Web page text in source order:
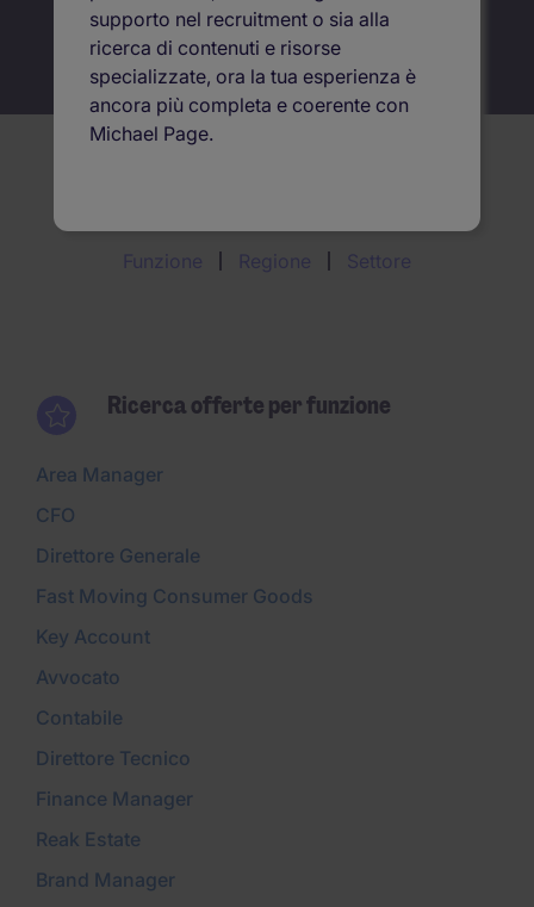
Funzione Regione Settore
Ricerca offerte per funzione
Area Manager
CFO
Direttore Generale
Fast Moving Consumer Goods
Key Account
Avvocato
Contabile
Direttore Tecnico
Finance Manager
Reak Estate
Brand Manager
supporto nel recruitment o sia alla
ricerca di contenuti e risorse
specializzate, ora la tua esperienza è
ancora più completa e coerente con
Michael Page.